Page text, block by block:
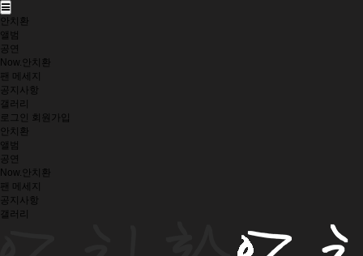
안치환
앨범
공연
Now.안치환
팬 메세지
공지사항
갤러리
로그인
회원가입
안치환
앨범
공연
Now.안치환
팬 메세지
공지사항
갤러리